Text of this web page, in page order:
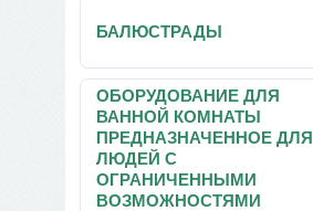
БАЛЮСТРАДЫ
ОБОРУДОВАНИЕ ДЛЯ
ВАННОЙ КОМНАТЫ
ПРЕДНАЗНАЧЕННОЕ ДЛЯ
ЛЮДЕЙ С
ОГРАНИЧЕННЫМИ
ВОЗМОЖНОСТЯМИ